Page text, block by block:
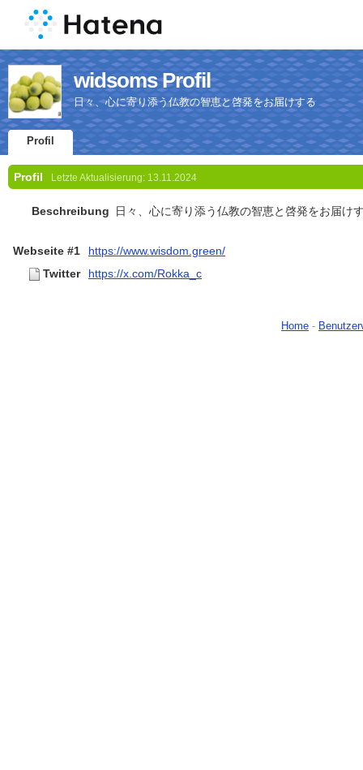
widsoms Profil
日々、心に寄り添う仏教の智恵と啓発をお届けする
Profil
Profil Letzte Aktualisierung: 13.11.2024
Beschreibung 日々、心に寄り添う仏教の智恵と啓発をお届け
Webseite #1
https://www.wisdom.green/
Twitter
https://x.com/Rokka_c
Home -